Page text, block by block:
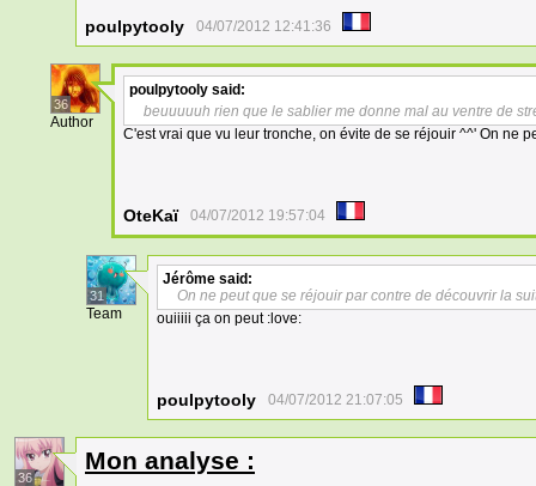
poulpytooly 04/07/2012 12:41:36
36
Author
poulpytooly said:
beuuuuuh rien que le sablier me donne mal au ventre de
C'est vrai que vu leur tronche, on évite de se réjouir ^^' On ne
OteKaï 04/07/2012 19:57:04
31
Team
Jérôme said:
On ne peut que se réjouir par contre de découvrir la
ouiiiii ça on peut :love:
poulpytooly 04/07/2012 21:07:05
36
Mon analyse :